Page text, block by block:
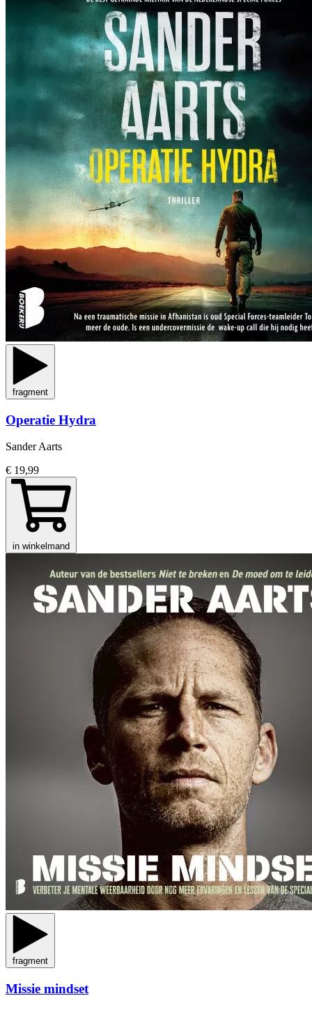
fragment
Operatie Hydra
Sander Aarts
€ 19,99
in winkelmand
fragment
Missie mindset